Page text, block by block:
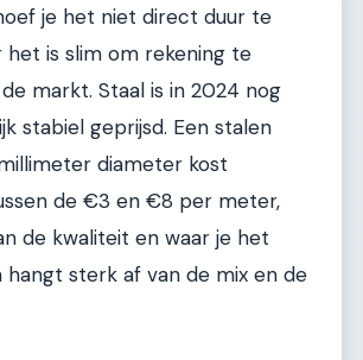
je het niet direct duur te
het is slim om rekening te
markt. Staal is in 2024 nog
stabiel geprijsd. Een stalen
diameter kost
de €3 en €8 per meter,
de kwaliteit en waar je het
hangt sterk af van de mix en de